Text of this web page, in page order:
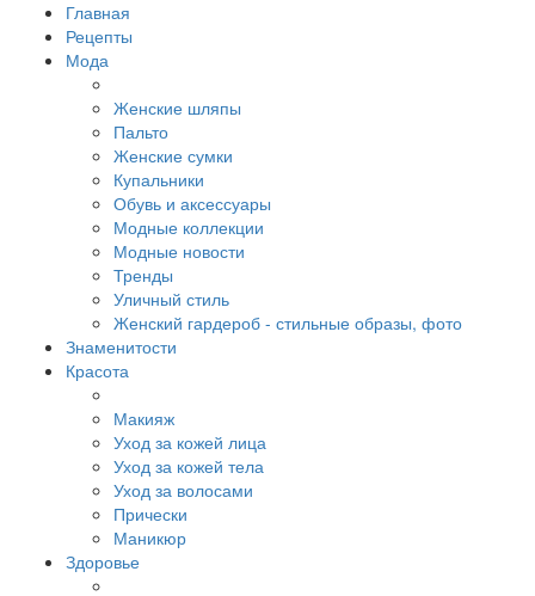
Главная
Рецепты
Мода
Женские шляпы
Пальто
Женские сумки
Купальники
Обувь и аксессуары
Модные коллекции
Модные новости
Тренды
Уличный стиль
Женский гардероб - стильные образы, фото
Знаменитости
Красота
Макияж
Уход за кожей лица
Уход за кожей тела
Уход за волосами
Прически
Маникюр
Здоровье